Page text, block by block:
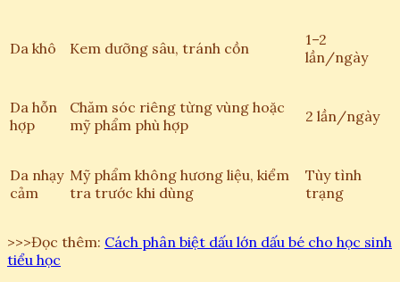
Da khô Kem dưỡng sâu, tránh cồn
1–2
lần/ngày
Da hỗn
hợp
Chăm sóc riêng từng vùng hoặc
mỹ phẩm phù hợp
2 lần/ngày
Da nhạy
cảm
Mỹ phẩm không hương liệu, kiểm
tra trước khi dùng
Tùy tình
trạng
>>>Đọc thêm: Cách phân biệt dấu lớn dấu bé cho học sinh
tiểu học